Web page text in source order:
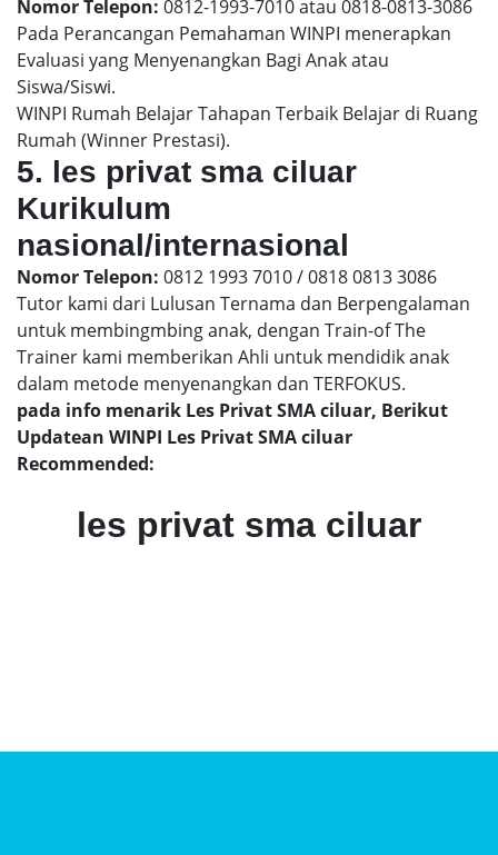
Nomor Telepon: 0812-1993-7010 atau 0818-0813-3086
Pada Perancangan Pemahaman WINPI menerapkan
Evaluasi yang Menyenangkan Bagi Anak atau
Siswa/Siswi.
WINPI Rumah Belajar Tahapan Terbaik Belajar di Ruang
Rumah (Winner Prestasi).
5. les privat sma ciluar
Kurikulum
nasional/internasional
Nomor Telepon: 0812 1993 7010 / 0818 0813 3086
Tutor kami dari Lulusan Ternama dan Berpengalaman
untuk membingmbing anak, dengan Train-of The
Trainer kami memberikan Ahli untuk mendidik anak
dalam metode menyenangkan dan TERFOKUS.
pada info menarik Les Privat SMA ciluar, Berikut
Updatean WINPI Les Privat SMA ciluar
Recommended:
les privat sma ciluar